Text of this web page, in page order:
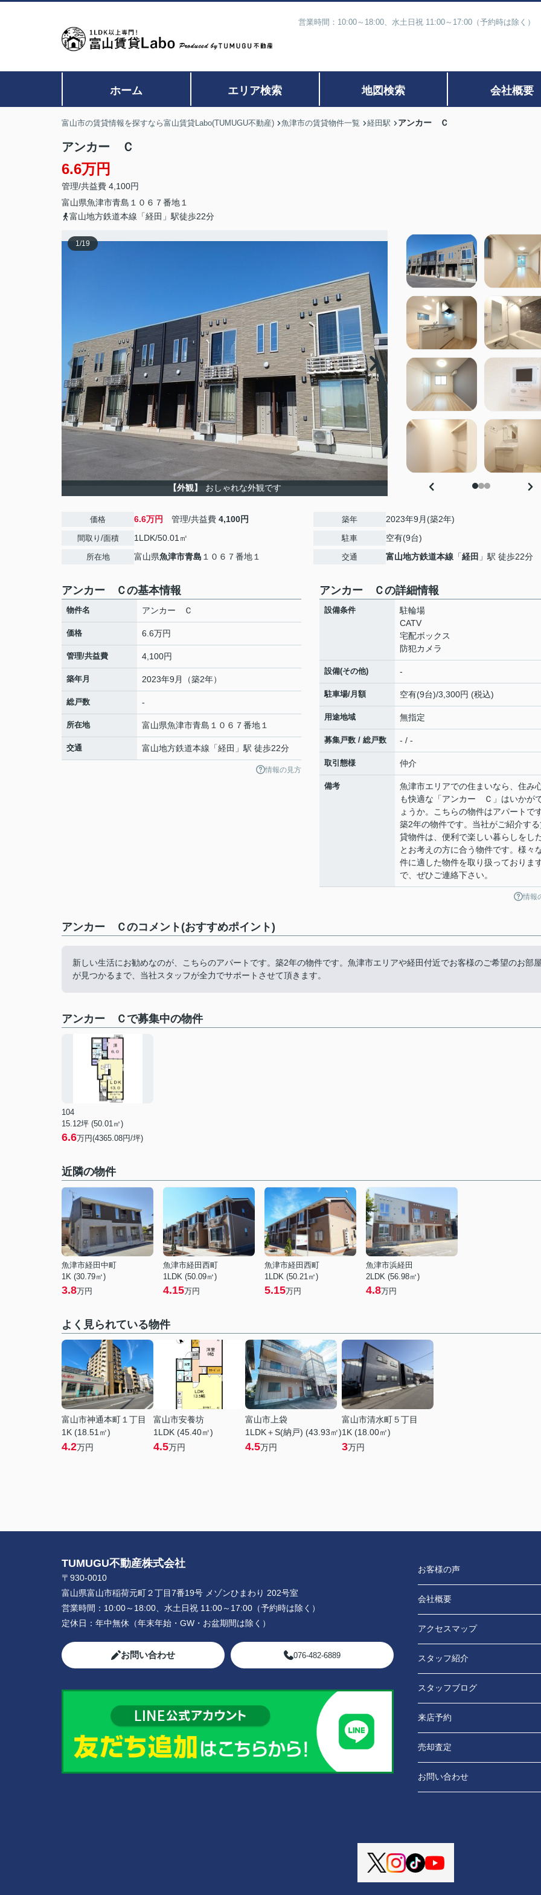
営業時間：10:00～18:00、水土日祝 11:00～17:00（予約時は除く
ホーム エリア検索 地図検索 会社概要
富山市の賃貸情報を探すなら富山賃貸Labo(TUMUGU不動産) 魚津市の賃貸物件一覧 経田駅 アンカー Ｃ
アンカー Ｃ
6.6万円
管理/共益費 4,100円
富山県魚津市青島 １０６７番地１
富山地方鉄道本線「経田」駅徒歩22分
1/19
【外観】 おしゃれな外観です
価格 6.6万円 管理/共益費 4,100円
間取り/面積 1LDK/50.01㎡
所在地 富山県魚津市青島 １０６７番地１
築年 2023年9月(築2年)
駐車 空有(9台)
交通 富山地方鉄道本線 「経田 」駅 徒歩22分
アンカー Ｃの基本情報
物件名 アンカー Ｃ
価格 6.6万円
管理/共益費 4,100円
築年月 2023年9月（築2年）
総戸数 -
所在地 富山県魚津市青島 １０６７番地１
交通 富山地方鉄道本線 「経田 」駅 徒歩22分
情報の見方
アンカー Ｃの詳細情報
設備条件
駐輪場
CATV
宅配ボックス
防犯カメラ
設備(その他) -
駐車場/月額 空有(9台)/3,300円 (税込)
用途地域 無指定
募集戸数 / 総戸数 - / -
取引態様 仲介
備考
魚津市エリアでの住まいなら、住み
も快適な「アンカー Ｃ」はいかが
ょうか。こちらの物件はアパートです
築2年の物件です。当社がご紹介す
貸物件は、便利で楽しい暮らしをし
とお考えの方に合う物件です。様々
件に適した物件を取り扱っておりま
で、ぜひご連絡下さい。
情報
アンカー Ｃのコメント(おすすめポイント)
新しい生活にお勧めなのが、こちらのアパートです。築2年の物件です。魚津市エリアや経田付近でお客様のご希望のお部屋
が見つかるまで、当社スタッフが全力でサポートさせて頂きます。
アンカー Ｃで募集中の物件
104
15.12坪 (50.01㎡)
6.6万円(4365.08円/坪)
近隣の物件
魚津市経田中町
1K (30.79㎡)
3.8万円
魚津市経田西町
1LDK (50.09㎡)
4.15万円
魚津市経田西町
1LDK (50.21㎡)
5.15万円
魚津市浜経田
2LDK (56.98㎡)
4.8万円
よく見られている物件
富山市神通本町１丁目
1K (18.51㎡)
4.2万円
富山市安養坊
1LDK (45.40㎡)
4.5万円
富山市上袋
1LDK＋S(納戸) (43.93㎡)
4.5万円
富山市清水町５丁目
1K (18.00㎡)
3万円
TUMUGU不動産株式会社
〒930-0010
富山県富山市稲荷元町２丁目7番19号 メゾンひまわり 202号室
営業時間： 10:00～18:00、水土日祝 11:00～17:00（予約時は除く）
定休日： 年中無休（年末年始・GW・お盆期間は除く）
お問い合わせ 076-482-6889
お客様の声
会社概要
アクセスマップ
スタッフ紹介
スタッフブログ
来店予約
売却査定
お問い合わせ